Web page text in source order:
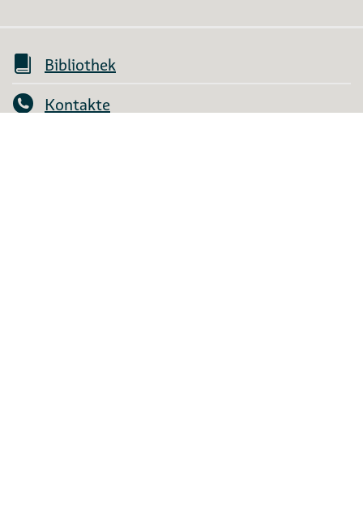
Bibliothek
Kontakte